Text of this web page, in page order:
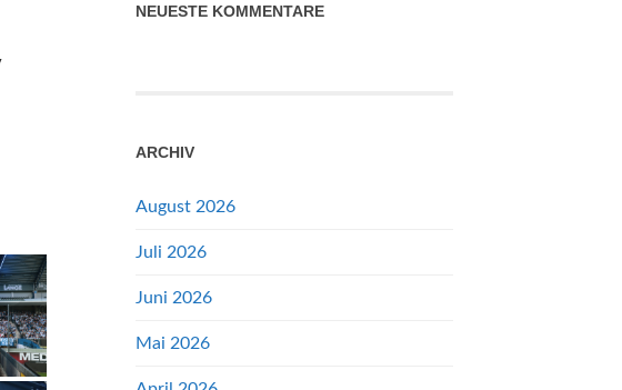
NEUESTE KOMMENTARE
ARCHIV
August 2026
Juli 2026
Juni 2026
Mai 2026